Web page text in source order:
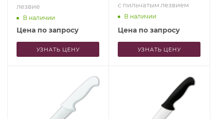
лезвие
В наличии
Цена по запросу
УЗНАТЬ ЦЕНУ
с пильчатым лезвием
В наличии
Цена по запросу
УЗНАТЬ ЦЕНУ